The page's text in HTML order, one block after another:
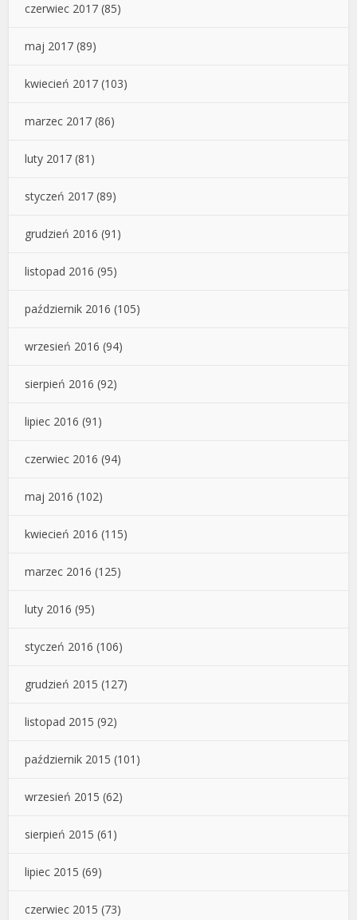
czerwiec 2017 (85)
maj 2017 (89)
kwiecień 2017 (103)
marzec 2017 (86)
luty 2017 (81)
styczeń 2017 (89)
grudzień 2016 (91)
listopad 2016 (95)
październik 2016 (105)
wrzesień 2016 (94)
sierpień 2016 (92)
lipiec 2016 (91)
czerwiec 2016 (94)
maj 2016 (102)
kwiecień 2016 (115)
marzec 2016 (125)
luty 2016 (95)
styczeń 2016 (106)
grudzień 2015 (127)
listopad 2015 (92)
październik 2015 (101)
wrzesień 2015 (62)
sierpień 2015 (61)
lipiec 2015 (69)
czerwiec 2015 (73)